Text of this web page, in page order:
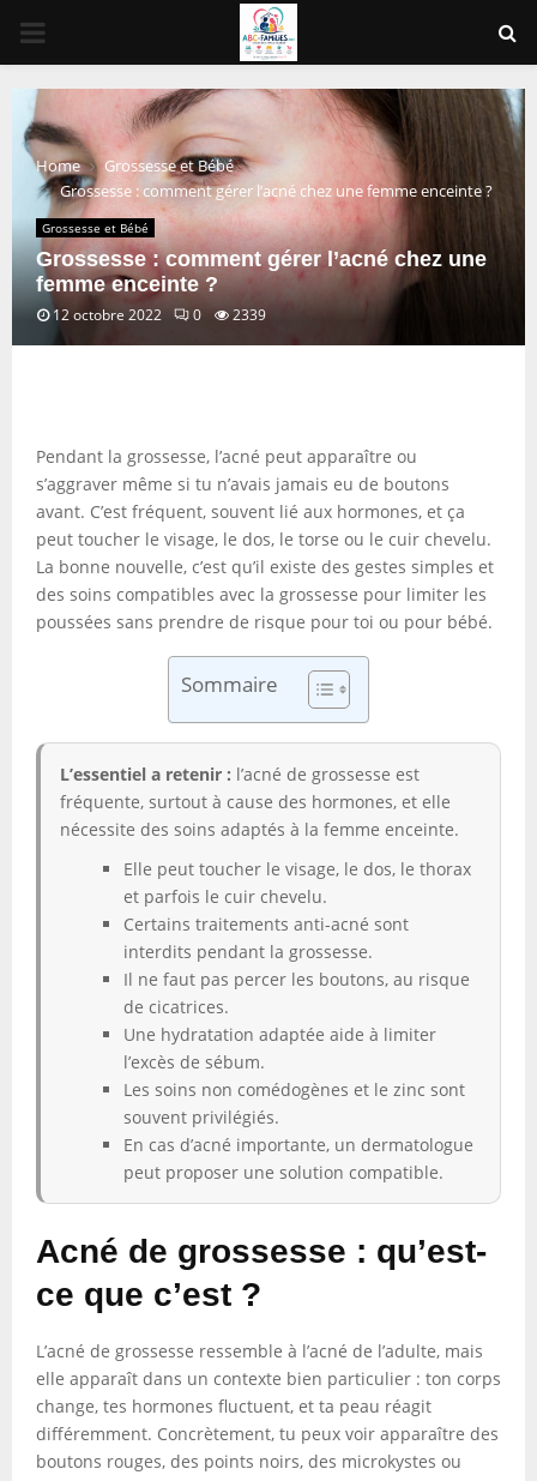
PRIMARY
MENU
Home
Grossesse et Bébé
Grossesse : comment gérer l’acné chez une femme enceinte ?
Grossesse et Bébé
Grossesse : comment gérer l’acné chez une
femme enceinte ?
12 octobre 2022 0 2339
Pendant la grossesse, l’acné peut apparaître ou
s’aggraver même si tu n’avais jamais eu de boutons
avant. C’est fréquent, souvent lié aux hormones, et ça
peut toucher le visage, le dos, le torse ou le cuir chevelu.
La bonne nouvelle, c’est qu’il existe des gestes simples et
des soins compatibles avec la grossesse pour limiter les
poussées sans prendre de risque pour toi ou pour bébé.
Sommaire
L’essentiel a retenir : l’acné de grossesse est
fréquente, surtout à cause des hormones, et elle
nécessite des soins adaptés à la femme enceinte.
Elle peut toucher le visage, le dos, le thorax
et parfois le cuir chevelu.
Certains traitements anti-acné sont
interdits pendant la grossesse.
Il ne faut pas percer les boutons, au risque
de cicatrices.
Une hydratation adaptée aide à limiter
l’excès de sébum.
Les soins non comédogènes et le zinc sont
souvent privilégiés.
En cas d’acné importante, un dermatologue
peut proposer une solution compatible.
Acné de grossesse : qu’est-
ce que c’est ?
L’acné de grossesse ressemble à l’acné de l’adulte, mais
elle apparaît dans un contexte bien particulier : ton corps
change, tes hormones fluctuent, et ta peau réagit
différemment. Concrètement, tu peux voir apparaître des
boutons rouges, des points noirs, des microkystes ou